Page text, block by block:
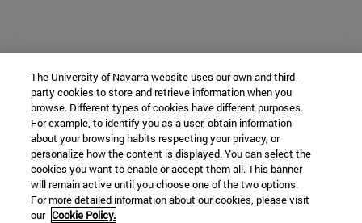
The University of Navarra website uses our own and third-
party cookies to store and retrieve information when you
browse. Different types of cookies have different purposes.
For example, to identify you as a user, obtain information
about your browsing habits respecting your privacy, or
personalize how the content is displayed. You can select the
cookies you want to enable or accept them all. This banner
will remain active until you choose one of the two options.
For more detailed information about our cookies, please visit
our Cookie Policy.